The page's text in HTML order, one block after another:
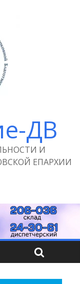
ДВ
И
ЕПАРХИИ